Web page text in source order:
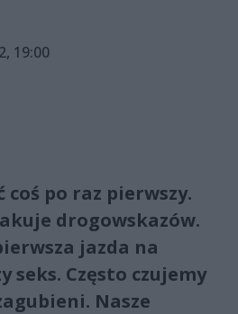
19:00
po raz pierwszy.
drogowskazów.
jazda na
seks. Często czujemy
Nasze